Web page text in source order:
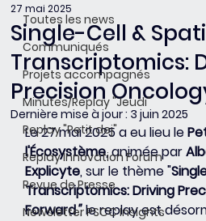
Toutes les news
Communiqués
Projets accompagnés
Minutes/Replay "Jeudi"
Replay "Petit dej"
Replay Innovation Forum
Revue de Presse
Newsletter PSCC Insights
Single-Cell &
Transcriptomics:
Precision
27 mai 2025
Dernière mise à jour : 3 juin 2025
Le 27 mai 2025 a eu lieu le
l'Écosystème, animée par
Explicyte, sur le thème "
Transcriptomics: Driving
Forward", le replay est